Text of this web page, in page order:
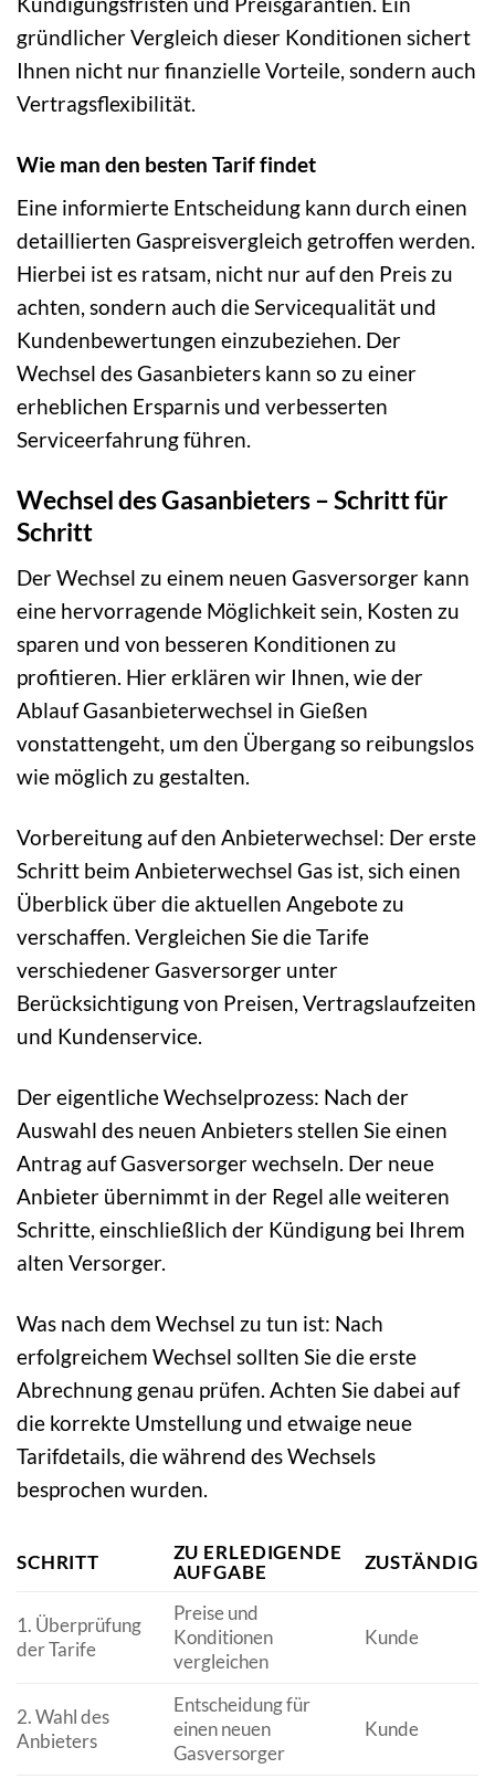
gründlicher Vergleich dieser Konditionen sichert
Ihnen nicht nur finanzielle Vorteile, sondern auch
Vertragsflexibilität.
Wie man den besten Tarif findet
Eine informierte Entscheidung kann durch einen
detaillierten Gaspreisvergleich getroffen werden.
Hierbei ist es ratsam, nicht nur auf den Preis zu
achten, sondern auch die Servicequalität und
Kundenbewertungen einzubeziehen. Der
Wechsel des Gasanbieters kann so zu einer
erheblichen Ersparnis und verbesserten
Serviceerfahrung führen.
Wechsel des Gasanbieters – Schritt für
Schritt
Der Wechsel zu einem neuen Gasversorger kann
eine hervorragende Möglichkeit sein, Kosten zu
sparen und von besseren Konditionen zu
profitieren. Hier erklären wir Ihnen, wie der
Ablauf Gasanbieterwechsel in Gießen
vonstattengeht, um den Übergang so reibungslos
wie möglich zu gestalten.
Vorbereitung auf den Anbieterwechsel: Der erste
Schritt beim Anbieterwechsel Gas ist, sich einen
Überblick über die aktuellen Angebote zu
verschaffen. Vergleichen Sie die Tarife
verschiedener Gasversorger unter
Berücksichtigung von Preisen, Vertragslaufzeiten
und Kundenservice.
Der eigentliche Wechselprozess: Nach der
Auswahl des neuen Anbieters stellen Sie einen
Antrag auf Gasversorger wechseln. Der neue
Anbieter übernimmt in der Regel alle weiteren
Schritte, einschließlich der Kündigung bei Ihrem
alten Versorger.
Was nach dem Wechsel zu tun ist: Nach
erfolgreichem Wechsel sollten Sie die erste
Abrechnung genau prüfen. Achten Sie dabei auf
die korrekte Umstellung und etwaige neue
Tarifdetails, die während des Wechsels
besprochen wurden.
SCHRITT
ZU ERLEDIGENDE
AUFGABE
ZUSTÄNDIG
1. Überprüfung
der Tarife
Preise und
Konditionen
vergleichen
Kunde
2. Wahl des
Anbieters
Entscheidung für
einen neuen
Gasversorger
Kunde